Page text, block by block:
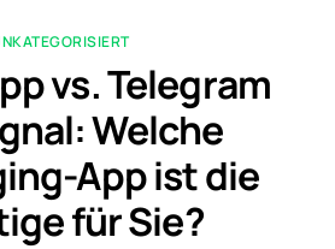
vs. Telegram
Welche
App ist die
für Sie?